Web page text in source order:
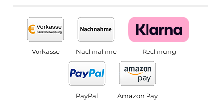
Vorkasse Nachnahme Rechnung
PayPal Amazon Pay